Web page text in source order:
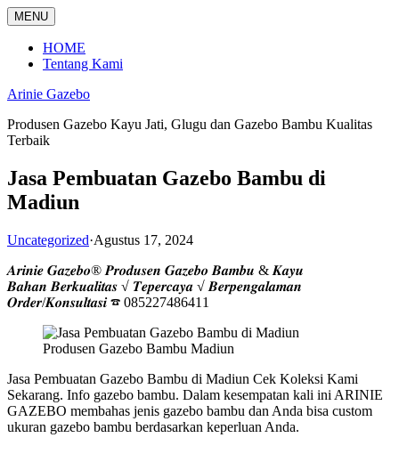
Langsung
ke
konten
MENU
HOME
Tentang Kami
Arinie Gazebo
Produsen Gazebo Kayu Jati, Glugu dan Gazebo Bambu Kualitas
Terbaik
Jasa Pembuatan Gazebo Bambu di
Madiun
Uncategorized·Agustus 17, 2024
𝑨𝒓𝒊𝒏𝒊𝒆 𝑮𝒂𝒛𝒆𝒃𝒐® 𝑷𝒓𝒐𝒅𝒖𝒔𝒆𝒏 𝑮𝒂𝒛𝒆𝒃𝒐 𝑩𝒂𝒎𝒃𝒖 & 𝑲𝒂𝒚𝒖
𝑩𝒂𝒉𝒂𝒏 𝑩𝒆𝒓𝒌𝒖𝒂𝒍𝒊𝒕𝒂𝒔 √ 𝑻𝒆𝒑𝒆𝒓𝒄𝒂𝒚𝒂 √ 𝑩𝒆𝒓𝒑𝒆𝒏𝒈𝒂𝒍𝒂𝒎𝒂𝒏
𝑶𝒓𝒅𝒆𝒓/𝑲𝒐𝒏𝒔𝒖𝒍𝒕𝒂𝒔𝒊 ☎ 085227486411
Produsen Gazebo Bambu Madiun
Jasa Pembuatan Gazebo Bambu di Madiun Cek Koleksi Kami
Sekarang. Info gazebo bambu. Dalam kesempatan kali ini ARINIE
GAZEBO membahas jenis gazebo bambu dan Anda bisa custom
ukuran gazebo bambu berdasarkan keperluan Anda.